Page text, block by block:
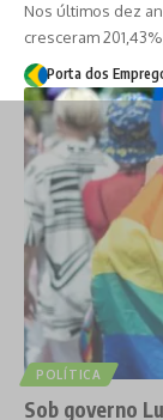
Nos últimos dez
cresceram
Porta dos
POLÍTICA
Sob governo